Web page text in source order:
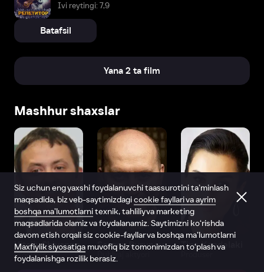
Ivi reytingi: 7,9
Batafsil
Yana 2 ta film
Mashhur shaxslar
Vitaliy Shlyappo
Produser
Sergey Burunov
Dublyaj aktyori
Tina Kandelaki
Siz uchun eng yaxshi foydalanuvchi taassurotini ta’minlash
maqsadida, biz veb-saytimizdagicookie fayllari va ayrim
boshqa ma’lumotlarnitexnik, tahliliy va marketing
maqsadlarida olamiz va foydalanamiz. Saytimizni ko‘rishda
davom etish orqali siz cookie-fayllar va boshqa ma’lumotlarni
Maxfiylik siyosatiga muvofiq biz tomonimizdan to‘plash va
foydalanishga rozilik berasiz.